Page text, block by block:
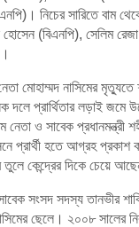
মোহাম্মদ নাসিমের
দলে প্রার্থিতার লড়াই জমে
নেতা ও সাবেক প্রধানমন্ত্রী
প্রার্থী হতে আগ্রহ প্রকাশ
কেন্দ্রের দিকে চেয়ে
সংসদ সদস্য তানভীর
ছেলে। ২০০৮ সালের